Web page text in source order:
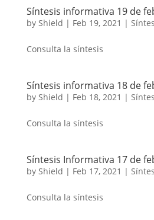
Síntesis informativa 19 de
by Shield | Feb 19, 2021 |
Consulta la síntesis
Síntesis informativa 18 de
by Shield | Feb 18, 2021 |
Consulta la síntesis
Síntesis Informativa 17 de
by Shield | Feb 17, 2021 |
Consulta la síntesis